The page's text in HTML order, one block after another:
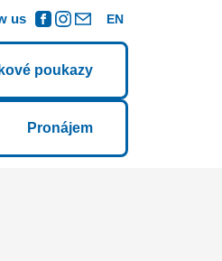
us EN
poukazy
Pronájem